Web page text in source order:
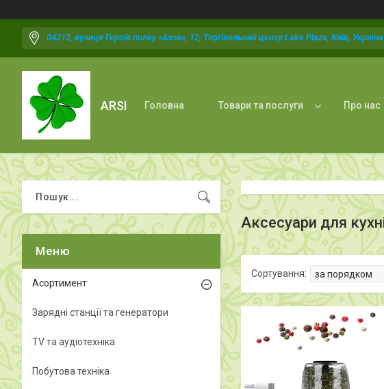
04212, вулиця Героїв полку «Азов», 12, Торгівельний центр Lake Plaza, Київ, Україна
ARSI Головна Товари та послуги Про нас
Аксесуари для
Асортимент
Зарядні станції та генератори
TV та аудіотехніка
Побутова техніка